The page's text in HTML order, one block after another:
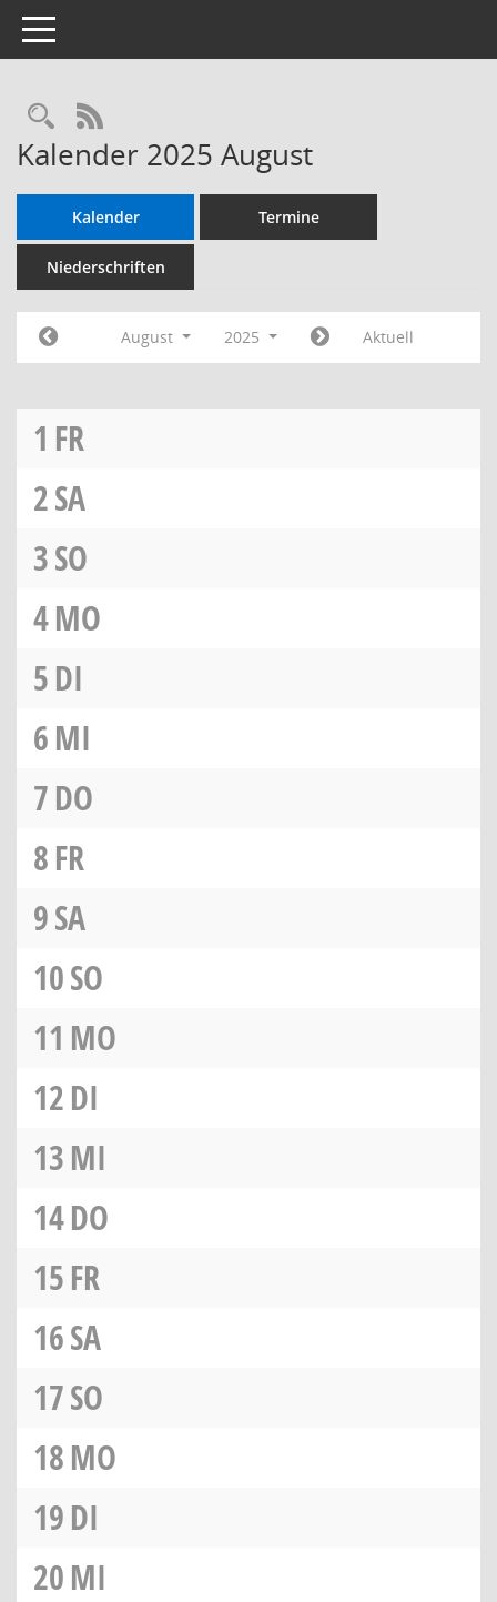
Toggle navigation
RSS-Feed
Kalender 2025 August
Kalender Termine
Niederschriften
August 2025 Aktuell
1 FR
2SA
3SO
4MO
5DI
6MI
7DO
8FR
9SA
10SO
11 MO
12DI
13MI
14DO
15FR
16SA
17SO
18MO
19DI
20MI